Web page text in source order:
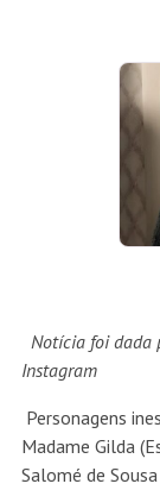
Notícia foi dada
Instagram
Personagens
Madame Gilda
Salomé de